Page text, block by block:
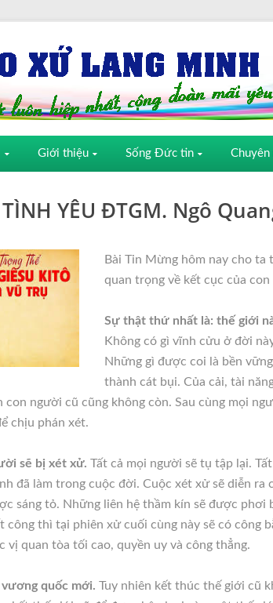
Giới thiệu Sống Đức tin Chuyên
YÊU ĐTGM. Ngô
Bài Tin Mừng hôm nay cho ta
quan trọng về kết cục của con
Sự thật thứ nhất là: thế giới
Không có gì vĩnh cửu ở đời
Những gì được coi là bền
thành cát bụi. Của cải, tài
con người cũ cũng không còn. Sau cùng mọi
chịu phán xét.
sẽ bị xét xử. Tất cả mọi người sẽ tụ tập lại.
đã làm trong cuộc đời. Cuộc xét xử sẽ diễn ra
sáng tỏ. Những liên hệ thầm kín sẽ được phơi
công thì tại phiên xử cuối cùng này sẽ có công
vị quan tòa tối cao, quyền uy và công thẳng.
quốc mới. Tuy nhiên kết thúc thế giới cũ